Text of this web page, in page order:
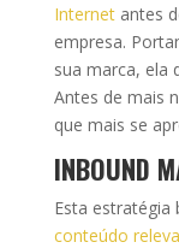
Internetantes
empresa.
sua marca, ela
Antes de mais
que mais se
INBOUND
Esta estratégia
conteúdo